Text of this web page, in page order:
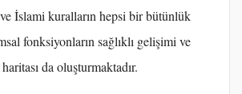
İslami kuralların hepsi bir bütünlük
fonksiyonların sağlıklı gelişimi ve
da oluşturmaktadır.